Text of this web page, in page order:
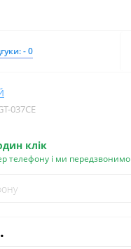
- 0
037CE
клік
телефону і ми передзвонимо